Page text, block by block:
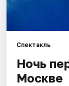
Спектакль
Ночь
Москве